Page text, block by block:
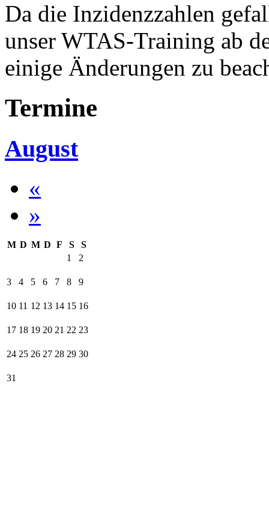
Da die Inzidenzzahlen
unser WTAS-Training ab
einige Änderungen zu
Termine
August
«
»
M D M D F S
S
1
2
3 4 5 6 7 8 9
10 11 12 13 14 15 16
17 18 19 20 21 22 23
24 25 26 27 28 29 30
31